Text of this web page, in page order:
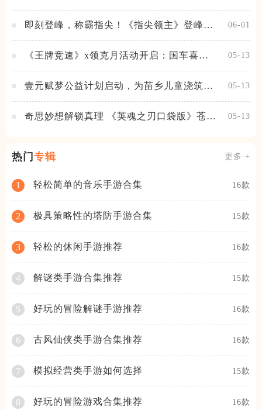
即刻登峰，称霸指尖！《指尖领主》登峰测
06-01
《王牌竞速》x领克月活动开启：国车喜迎
05-13
壹元赋梦公益计划启动，为苗乡儿童浇筑梦
05-13
奇思妙想解锁真理 《英魂之刃口袋版》苍天
05-13
热门专辑 更多 +
1 轻松简单的音乐手游合集 16款
2 极具策略性的塔防手游合集 15款
3 轻松的休闲手游推荐 16款
4 解谜类手游合集推荐 15款
5 好玩的冒险解谜手游推荐 16款
6 古风仙侠类手游合集推荐 16款
7 模拟经营类手游如何选择 15款
8 好玩的冒险游戏合集推荐 16款